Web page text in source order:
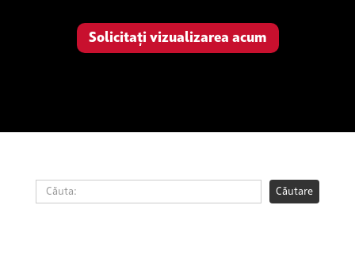
Solicitați vizualizarea acum